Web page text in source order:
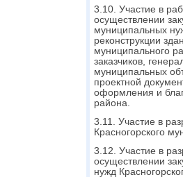
3.10. Участие в
осуществлении
муниципальных
реконструкции
муниципального
заказчиков,
муниципальных
проектной
оформления и
района.
3.11. Участие в
Красногорского
3.12. Участие в
осуществлении
нужд